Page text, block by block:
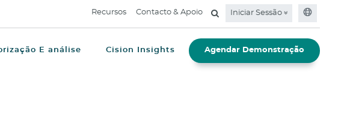
Recursos Contacto & Apoio Iniciar Sessão
E análise Cision Insights Agendar Demonstração